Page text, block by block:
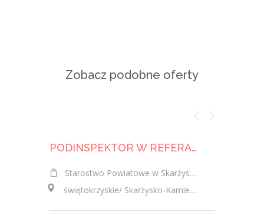
Zobacz podobne oferty
PODINSPEKTOR W REFERACIE DS. GOSPODARKI NIERUCHOMOŚCIAMI W WYDZIALE GEODEZJI, KARTOGRAFII, KATASTRU I GOSPODARKI NIERUCHOMOŚCIAMI (K/M)
Starostwo Powiatowe w Skarżysku-Kamiennej
świętokrzyskie/ Skarżysko-Kamienna